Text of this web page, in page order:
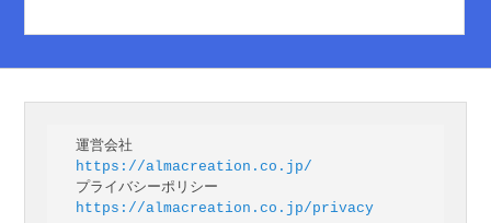
https://almacreation.co.jp/
https://almacreation.co.jp/privacy